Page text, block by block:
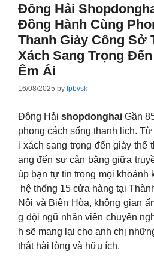
Đông Hải
Đồng Hành Cùng
Thanh Giày Công Sở
Xách Sang Trọng
Êm Ái
16/08/2025 by tpbvsk
Đông Hải shopdonghai Gần
phong cách sống thanh lịch.
i xách sang trọng đến giày thể
ang đến sự cân bằng giữa
úp bạn tự tin trong mọi khoảnh
hệ thống 15 cửa hàng tại
Nội và Biên Hòa, không gian
g đội ngũ nhân viên chuyên
h sẽ mang lại cho anh chị
thật hài lòng và hữu ích.